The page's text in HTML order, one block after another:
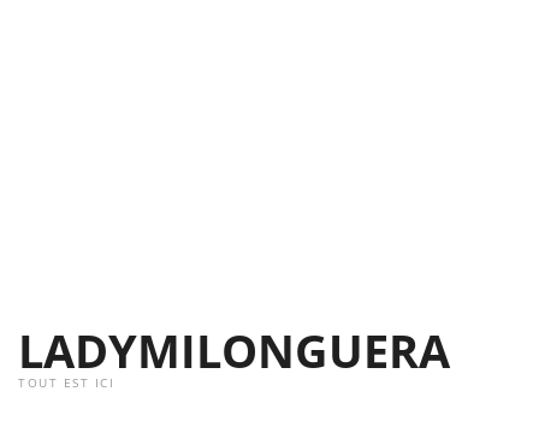
LADYMILONGUERA
TOUT EST ICI